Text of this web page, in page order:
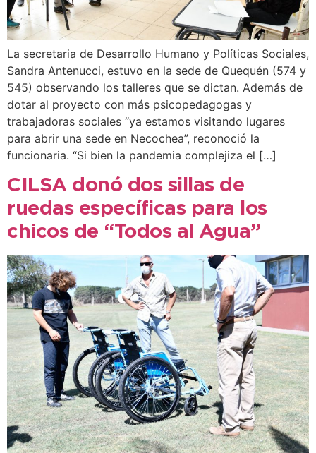
La secretaria de Desarrollo Humano y Políticas Sociales,
Sandra Antenucci, estuvo en la sede de Quequén (574 y
545) observando los talleres que se dictan. Además de
dotar al proyecto con más psicopedagogas y
trabajadoras sociales “ya estamos visitando lugares
para abrir una sede en Necochea”, reconoció la
funcionaria. “Si bien la pandemia complejiza el […]
CILSA donó dos sillas de
ruedas específicas para los
chicos de “Todos al Agua”